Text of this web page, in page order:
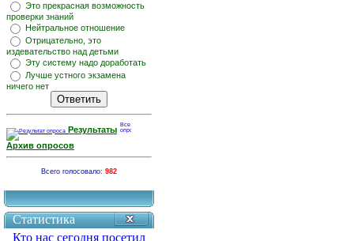
Это прекрасная возможность
проверки знаний
Нейтральное отношение
Отрицательно, это
издевательство над детьми
Эту систему надо доработать
Лучше устного экзамена
ничего нет
Результаты
Архив опросов
Всего голосовало: 982
Статистика
Кто нас сегодня посетил